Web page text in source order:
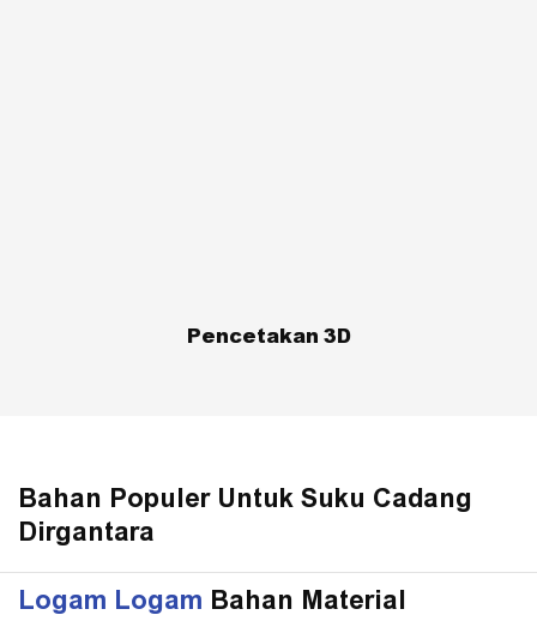
Pencetakan 3D
Bahan Populer Untuk Suku Cadang
Dirgantara
Logam Logam Bahan Material